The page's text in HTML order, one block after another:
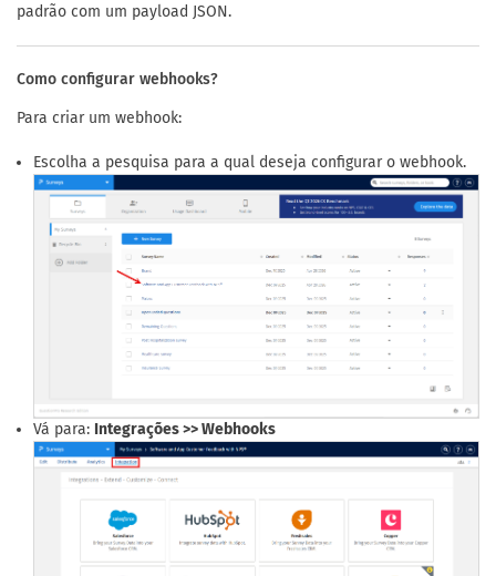
padrão com um payload JSON.
Como configurar webhooks?
Para criar um webhook:
Escolha a pesquisa para a qual deseja configurar o webhook.
Vá para: Integrações >> Webhooks